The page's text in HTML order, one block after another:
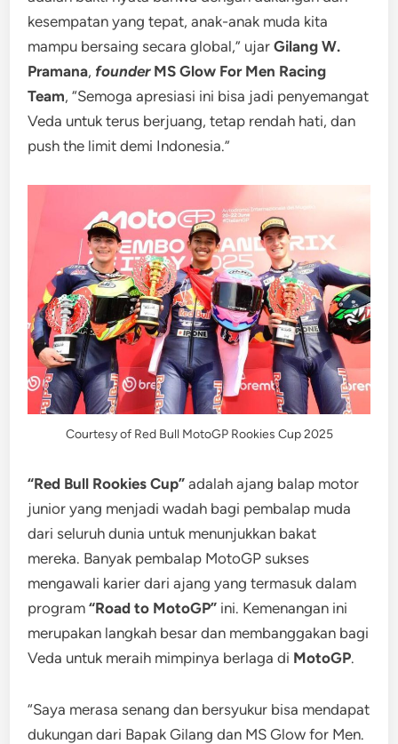
kesempatan yang tepat, anak-anak muda kita
mampu bersaing secara global,” ujarGilang W.
Pramana, founderMS Glow For Men Racing
Team, “Semoga apresiasi ini bisa jadi penyemangat
Veda untuk terus berjuang, tetap rendah hati, dan
push the limit demi Indonesia.”
Courtesy of Red Bull MotoGP Rookies Cup 2025
“Red Bull Rookies Cup” adalah ajang balap motor
junior yang menjadi wadah bagi pembalap muda
dari seluruh dunia untuk menunjukkan bakat
mereka. Banyak pembalap MotoGP sukses
mengawali karier dari ajang yang termasuk dalam
program“Road to MotoGP” ini. Kemenangan ini
merupakan langkah besar dan membanggakan bagi
Veda untuk meraih mimpinya berlaga di MotoGP.
“Saya merasa senang dan bersyukur bisa mendapat
dukungan dari Bapak Gilang dan MS Glow for Men.